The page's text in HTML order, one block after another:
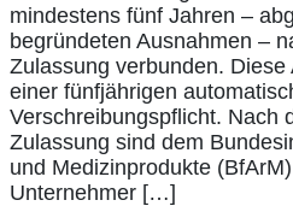
mindestens fünf Jahren –
begründeten Ausnahmen –
Zulassung verbunden.
einer fünfjährigen
Verschreibungspflicht. Nach
Zulassung sind dem
und Medizinprodukte
Unternehmer […]